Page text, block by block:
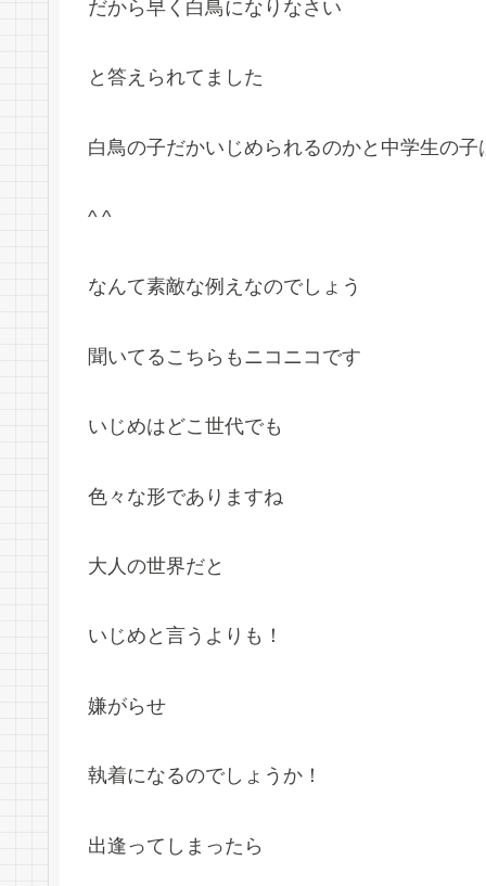
だから早く白鳥になりなさい
と答えられてました
白鳥の子だかいじめられるのかと中学生の
^ ^
なんて素敵な例えなのでしょう
聞いてるこちらもニコニコです
いじめはどこ世代でも
色々な形でありますね
大人の世界だと
いじめと言うよりも！
嫌がらせ
執着になるのでしょうか！
出逢ってしまったら